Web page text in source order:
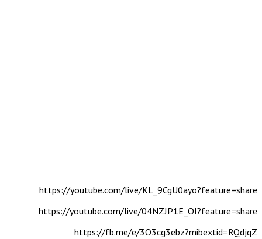
https://youtube.com/live/KL_9CgU0ayo?feature=share
https://youtube.com/live/04NZJP1E_OI?feature=share
https://fb.me/e/3O3cg3ebz?mibextid=RQdjqZ